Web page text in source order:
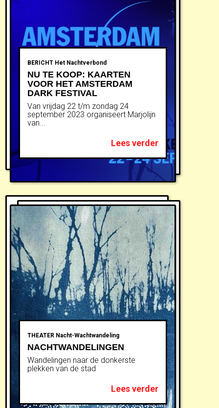
BERICHT Het Nachtverbond
NU TE KOOP: KAARTEN
VOOR HET AMSTERDAM
DARK FESTIVAL
Van vrijdag 22 t/m zondag 24
september 2023 organiseert Marjolijn
van...
Lees verder
THEATER Nacht-Wachtwandeling
NACHTWANDELINGEN
Wandelingen naar de donkerste
plekken van de stad
Lees verder